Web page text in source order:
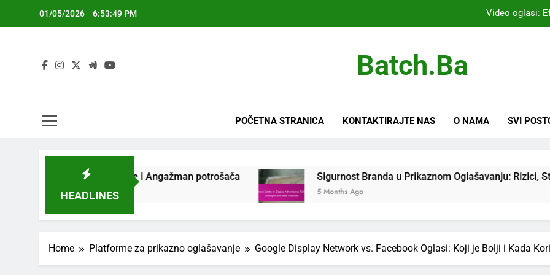
01/05/2026 6:53:50 PM Video oglasi:
Etičke kampanje za prikazivanje oglasa:
Video oglasi:
Etičke kampanje za prikazivanje oglasa:
Sigurnost Branda u Prikaznom
Batch.ba
POČETNA STRANICA KONTAKTIRAJTE NAS O NAMA SVI
HEADLINES
Strategije i Angažman potrošača Sigurnost Branda u Prikaznom Oglašavanju: Rizici, Strategije i
5 Months Ago
Home Platforme za prikazno oglašavanje Google Display Network vs. Facebook Oglasi: Koji je Bolji i Kada